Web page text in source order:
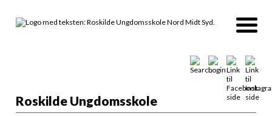
Roskilde Ungdomsskole